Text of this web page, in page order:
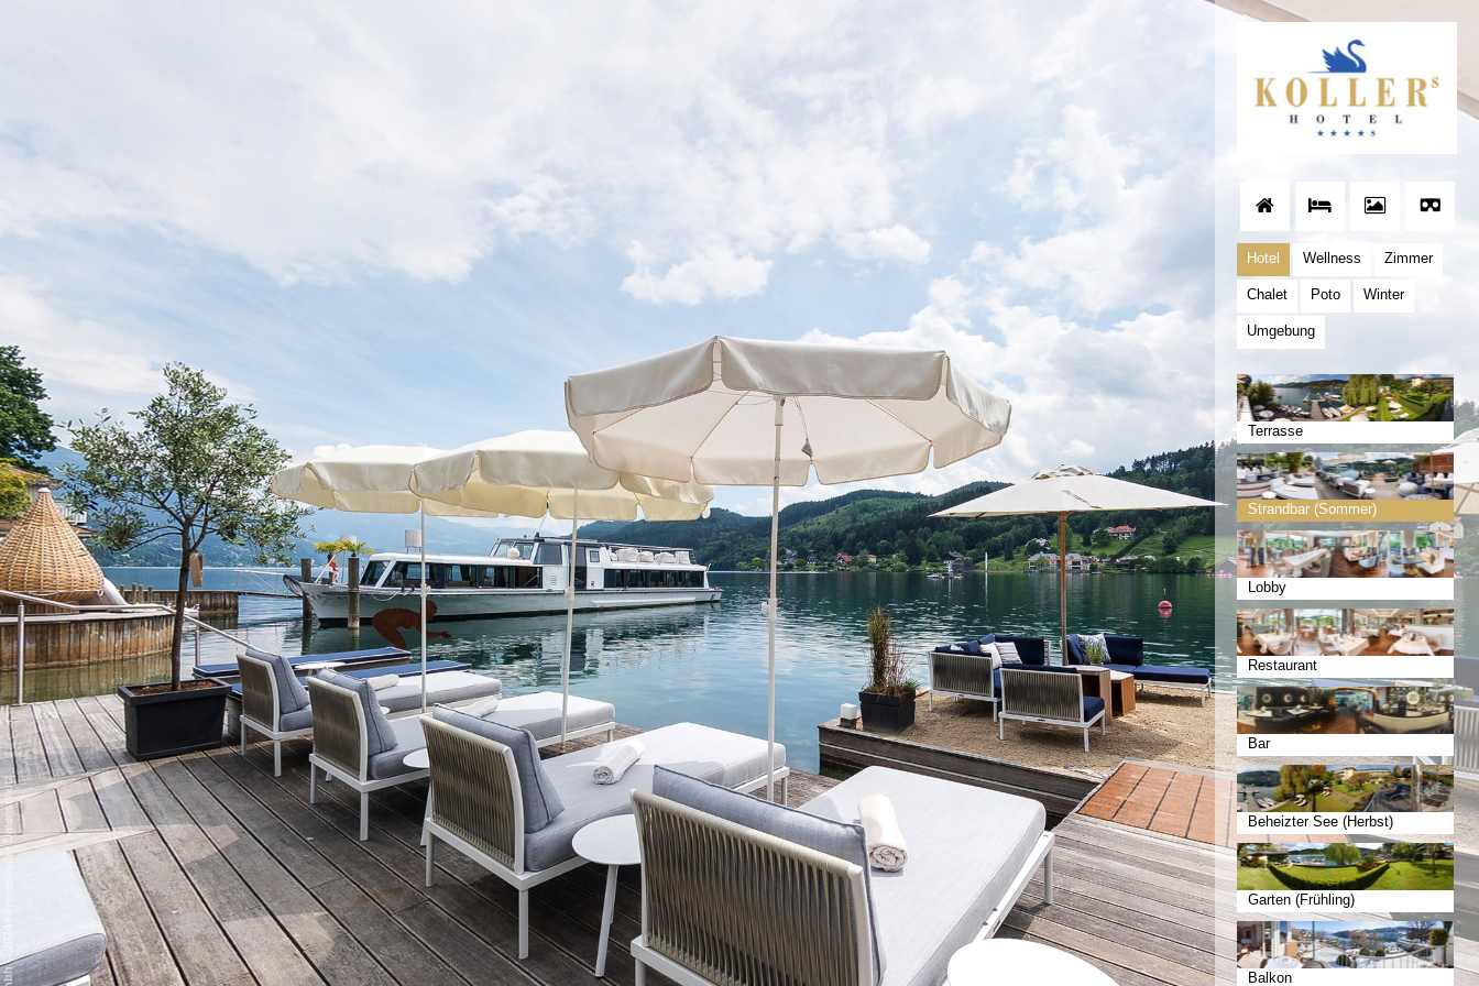
Hotel Wellness Zimmer
Chalet Poto Winter
Umgebung
Terrasse
Strandbar (Sommer)
Lobby
Restaurant
Bar
Beheizter See (Herbst)
Garten (Frühling)
Balkon
-
Datenschutz